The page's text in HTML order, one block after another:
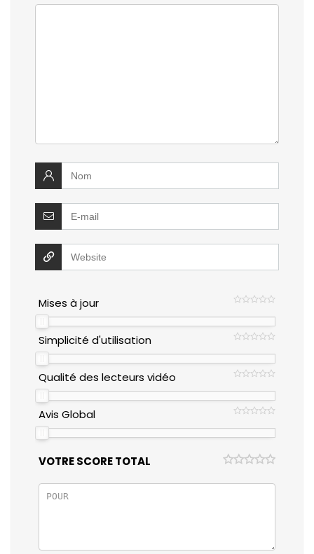
Mises à jour
Simplicité d'utilisation
Qualité des lecteurs vidéo
Avis Global
VOTRE SCORE TOTAL